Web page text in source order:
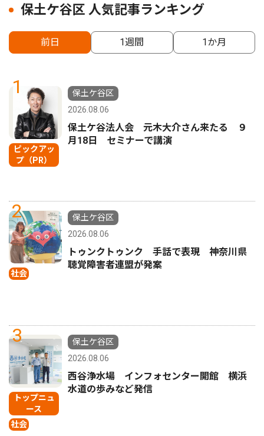
保土ケ谷区 人気記事ランキング
前日 1週間 1か月
1
ピックアッ
プ（PR）
保土ケ谷区
2026.08.06
保土ケ谷法人会 元木大介さん来たる ９
月18日 セミナーで講演
2
社会
保土ケ谷区
2026.08.06
トゥンクトゥンク 手話で表現 神奈川県
聴覚障害者連盟が発案
3
トップニュ
ース
社会
保土ケ谷区
2026.08.06
西谷浄水場 インフォセンター開館 横浜
水道の歩みなど発信